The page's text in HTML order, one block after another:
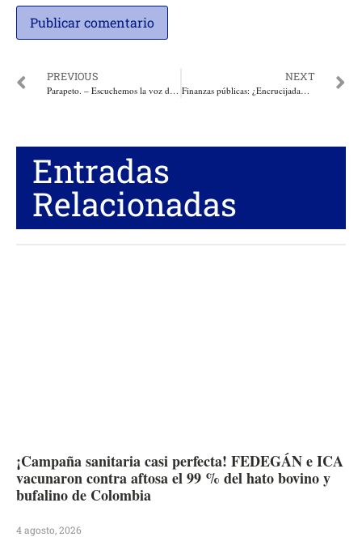
PREVIOUS
Parapeto. – Escuchemos la voz de un hijo de la Corte Admirable de Justicia de 1.985. Por: Julio Bahamon
NEXT
Finanzas públicas: ¿Encrucijada… o sin salida? Por: José Félix Lafaurie
Entradas
Relacionadas
¡Campaña sanitaria casi perfecta! FEDEGÁN e ICA
vacunaron contra aftosa el 99 % del hato bovino y
bufalino de Colombia
4 agosto, 2026